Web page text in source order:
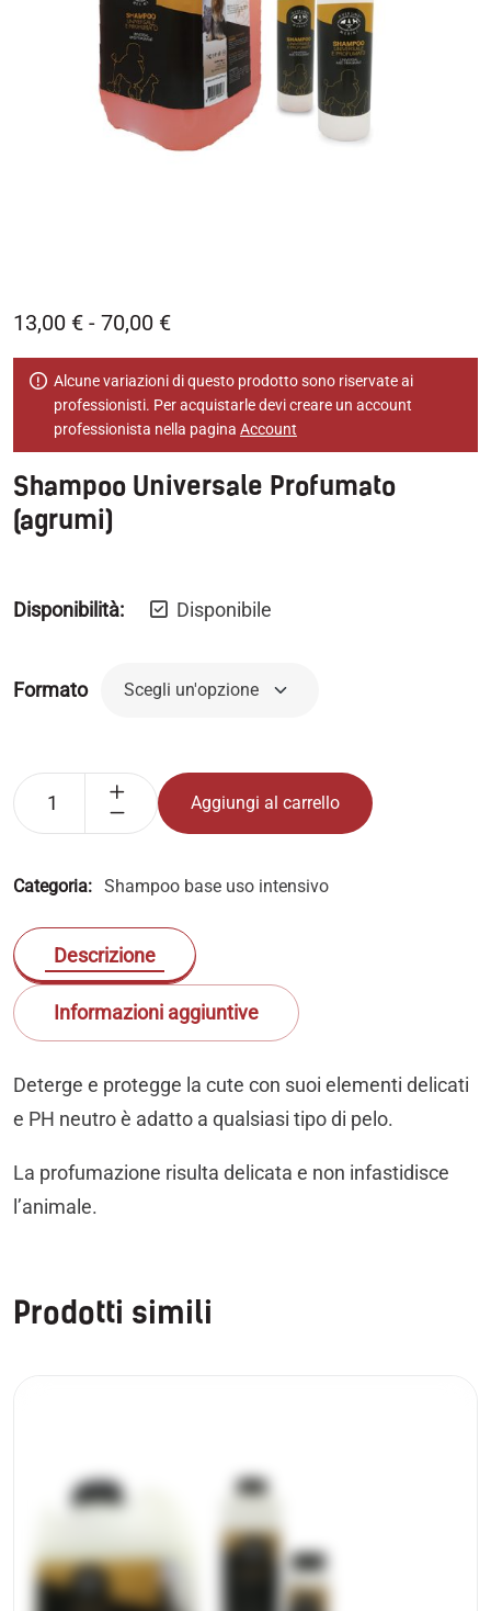
13,00 € - 70,00 €
Alcune variazioni di questo prodotto sono riservate ai
professionisti. Per acquistarle devi creare un account
professionista nella pagina Account
Shampoo Universale Profumato
(agrumi)
Disponibilità: Disponibile
Formato
Aggiungi al carrello
Categoria: Shampoo base uso intensivo
Descrizione
Informazioni aggiuntive
Deterge e protegge la cute con suoi elementi delicati
e PH neutro è adatto a qualsiasi tipo di pelo.
La profumazione risulta delicata е non infastidisce
l’animale.
Prodotti simili